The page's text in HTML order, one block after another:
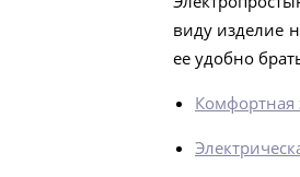
виду изделие
ее удобно
Комфортная